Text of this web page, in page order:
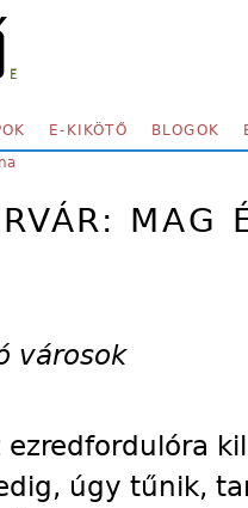
E-KIKÖTŐ BLOGOK
MAG
városok
ezredfordulóra
úgy tűnik,